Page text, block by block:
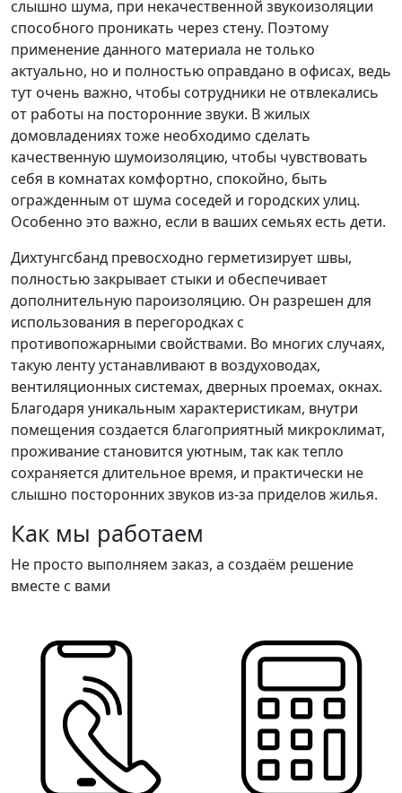
слышно шума, при некачественной звукоизоляции
способного проникать через стену. Поэтому
применение данного материала не только
актуально, но и полностью оправдано в офисах, ведь
тут очень важно, чтобы сотрудники не отвлекались
от работы на посторонние звуки. В жилых
домовладениях тоже необходимо сделать
качественную шумоизоляцию, чтобы чувствовать
себя в комнатах комфортно, спокойно, быть
огражденным от шума соседей и городских улиц.
Особенно это важно, если в ваших семьях есть дети.
Дихтунгсбанд превосходно герметизирует швы,
полностью закрывает стыки и обеспечивает
дополнительную пароизоляцию. Он разрешен для
использования в перегородках с
противопожарными свойствами. Во многих случаях,
такую ленту устанавливают в воздуховодах,
вентиляционных системах, дверных проемах, окнах.
Благодаря уникальным характеристикам, внутри
помещения создается благоприятный микроклимат,
проживание становится уютным, так как тепло
сохраняется длительное время, и практически не
слышно посторонних звуков из-за приделов жилья.
Как мы работаем
Не просто выполняем заказ, а создаём решение
вместе с вами